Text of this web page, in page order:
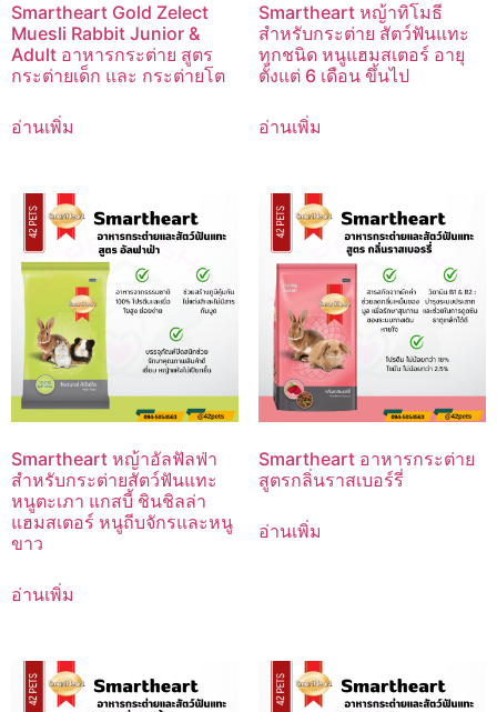
Smartheart Gold Zelect
Muesli Rabbit Junior &
Adult อาหารกระต่าย สูตร
กระต่ายเด็ก และ กระต่ายโต
อ่านเพิ่ม
Smartheart หญ้าทิโมธี
สำหรับกระต่าย สัตว์ฟันแทะ
ทุกชนิด หนูแฮมสเตอร์ อายุ
ตั้งแต่ 6 เดือน ขึ้นไป
อ่านเพิ่ม
Smartheart หญ้าอัลฟัลฟ่า
สำหรับกระต่ายสัตว์ฟันแทะ
หนูตะเภา แกสบี้ ชินชิลล่า
แฮมสเตอร์ หนูถีบจักรและหนู
ขาว
อ่านเพิ่ม
Smartheart อาหารกระต่าย
สูตรกลิ่นราสเบอร์รี่
อ่านเพิ่ม